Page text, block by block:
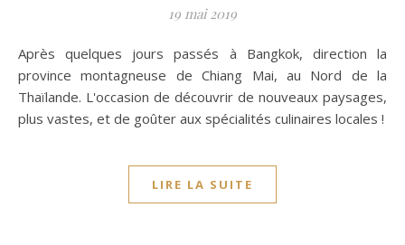
19 mai 2019
Après quelques jours passés à Bangkok, direction la
province montagneuse de Chiang Mai, au Nord de la
Thaïlande. L'occasion de découvrir de nouveaux paysages,
plus vastes, et de goûter aux spécialités culinaires locales !
LIRE LA SUITE